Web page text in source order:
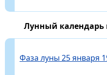
Лунный календарь
Фаза луны 25 января